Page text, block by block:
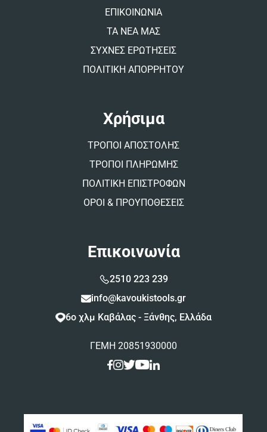
ΕΠΙΚΟΙΝΩΝΙΑ
ΤΑ ΝΕΑ ΜΑΣ
ΣΥΧΝΕΣ ΕΡΩΤΗΣΕΙΣ
ΠΟΛΙΤΙΚΗ ΑΠΟΡΡΗΤΟΥ
Χρήσιμα
ΤΡΟΠΟΙ ΑΠΟΣΤΟΛΗΣ
ΤΡΟΠΟΙ ΠΛΗΡΩΜΗΣ
ΠΟΛΙΤΙΚΗ ΕΠΙΣΤΡΟΦΩΝ
ΟΡΟΙ & ΠΡΟΥΠΟΘΕΣΕΙΣ
Επικοινωνία
2510 223 239
info@kavoukistools.gr
6ο χλμ Καβάλας - Ξάνθης, Ελλάδα
ΓΕΜΗ 20851930000